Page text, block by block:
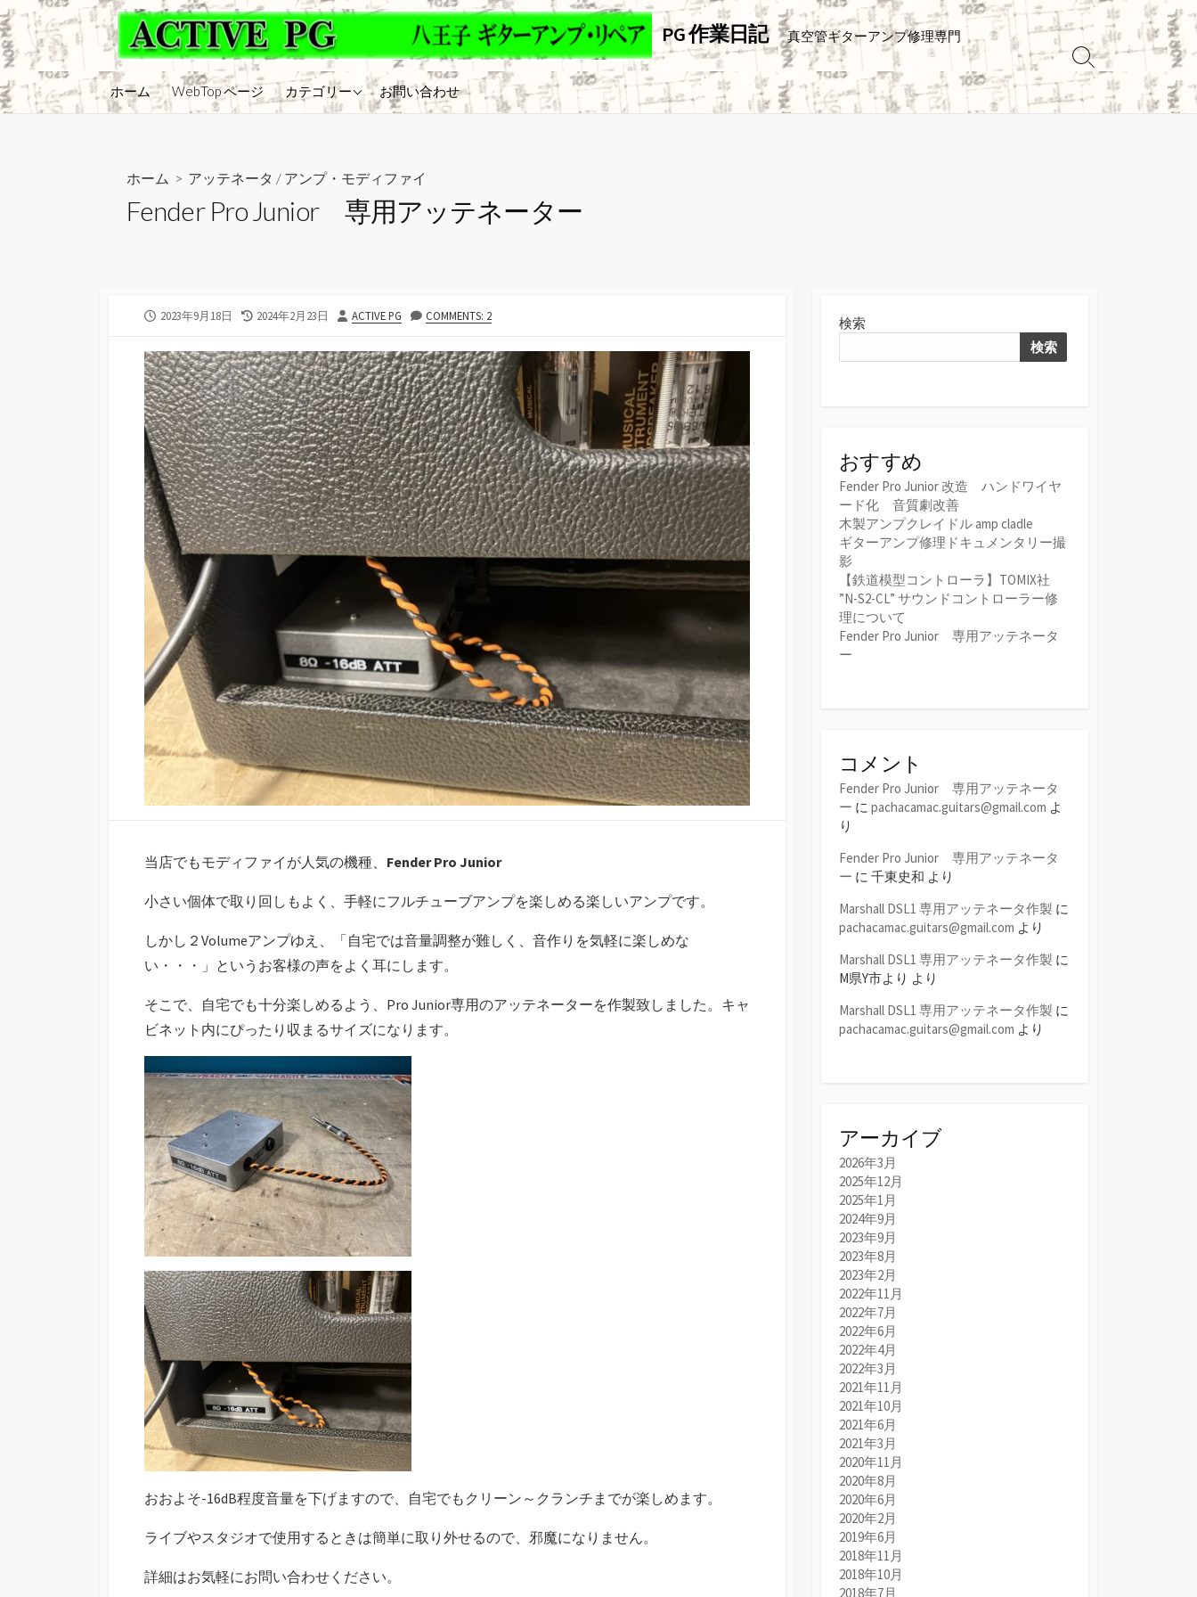
コ
ン
テ
ン
ツ
PG 作業日記 真空管ギターアンプ修理専門
ホーム WebTop ページ カテゴリー
アンプ・モディファイ
アンプ・メンテナンス
ギター・メンテナンス
アッテネータ
お問い合わせ
検
索
切
ホーム > アッテネータ / アンプ・モディファイ
Fender Pro Junior 専用アッテネーター
公
日
2023年9月18日
最
更
新
日
2024年2月23日
投
者
ACTIVE PG COMMENTS: 2
当店でもモディファイが人気の機種、 Fender Pro Junior
小さい個体で取り回しもよく、手軽にフルチューブアンプを楽しめる楽しいアンプです。
しかし２Volumeアンプゆえ、「自宅では音量調整が難しく、音作りを気軽に楽しめな
い・・・」というお客様の声をよく耳にします。
そこで、自宅でも十分楽しめるよう、Pro Junior専用のアッテネーターを作製致しました。キャ
ビネット内にぴったり収まるサイズになります。
おおよそ-16dB程度音量を下げますので、自宅でもクリーン～クランチまでが楽しめます。
ライブやスタジオで使用するときは簡単に取り外せるので、邪魔になりません。
詳細はお気軽にお問い合わせください。
検索
検索
おすすめ
Fender Pro Junior 改造 ハンドワイヤ
ード化 音質劇改善
木製アンプクレイドル amp cladle
ギターアンプ修理ドキュメンタリー撮
影
【鉄道模型コントローラ】TOMIX社
”N-S2-CL” サウンドコントローラー修
理について
Fender Pro Junior 専用アッテネータ
ー
コメント
Fender Pro Junior 専用アッテネータ
ー に pachacamac.guitars@gmail.com よ
り
Fender Pro Junior 専用アッテネータ
ー に 千東史和 より
Marshall DSL1 専用アッテネータ作製 に
pachacamac.guitars@gmail.com より
Marshall DSL1 専用アッテネータ作製 に
M県Y市より より
Marshall DSL1 専用アッテネータ作製 に
pachacamac.guitars@gmail.com より
アーカイブ
2026年3月
2025年12月
2025年1月
2024年9月
2023年9月
2023年8月
2023年2月
2022年11月
2022年7月
2022年6月
2022年4月
2022年3月
2021年11月
2021年10月
2021年6月
2021年3月
2020年11月
2020年8月
2020年6月
2020年2月
2019年6月
2018年11月
2018年10月
2018年7月